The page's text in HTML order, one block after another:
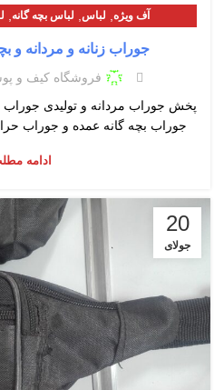
آف ویژه لباس لباس بچه گانه
معرفی
جوراب زنانه و مردانه و
فروشگاه کیف و
پخش جوراب مردانه و تولیدی جوراب
جوراب بچه گانه عمده و جوراب
ادامه
20
جولای